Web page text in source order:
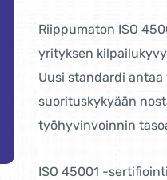
Riippumaton ISO
yrityksen
Uusi standardi
suorituskykyään
työhyvinvoinnin
ISO 45001 -